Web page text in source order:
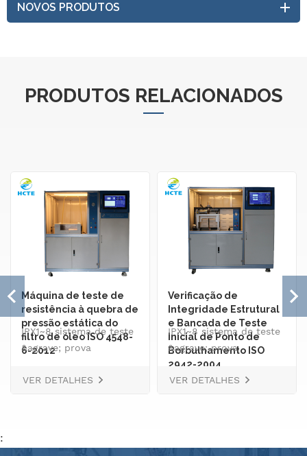
NOVOS PRODUTOS
PRODUTOS RELACIONADOS
Máquina de teste de
resistência à quebra de
pressão estática do
filtro de óleo ISO 4548-
6-2012
IPX1~8 sistema de teste
&agrave; prova
m&aacute;quina de
oscilante para IPX3 e
VER DETALHES
Verificação de
Integridade Estrutural
e Bancada de Teste
Inicial de Ponto de
Borbulhamento ISO
2942-2004
IPX1~8 sistema de teste
&agrave; prova
d'&aacute;gua inclui
m&aacute;quina de
oscilante para IPX3 e
VER DETALHES
: